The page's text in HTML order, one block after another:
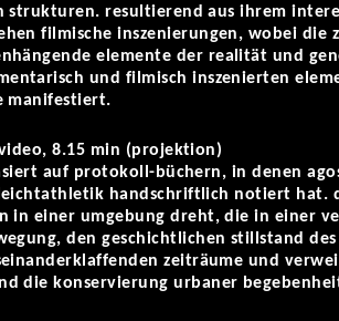
strukturen. resultierend aus ihrem
filmische inszenierungen, wobei
elemente der realität und
und filmisch inszenierten
manifestiert.
8.15 min (projektion)
auf protokoll-büchern, in denen
handschriftlich notiert hat.
in einer umgebung dreht, die in einer
den geschichtlichen stillstand
zeiträume und
die konservierung urbaner